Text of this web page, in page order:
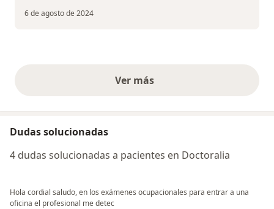
6 de agosto de 2024
Ver másopiniones anteriores
Dudas solucionadas
4 dudas solucionadas a pacientes en Doctoralia
Hola cordial saludo, en los exámenes ocupacionales para entrar a una
oficina el profesional me detec